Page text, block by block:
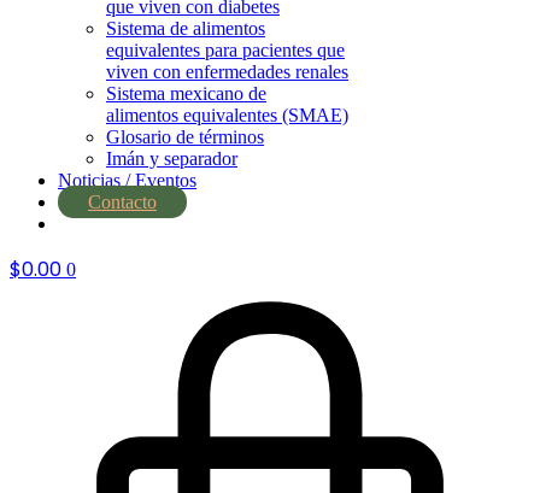
que viven con diabetes
Sistema de alimentos
equivalentes para pacientes que
viven con enfermedades renales
Sistema mexicano de
alimentos equivalentes (SMAE)
Glosario de términos
Imán y separador
Noticias / Eventos
Contacto
nutrial.ia
$0.00 0